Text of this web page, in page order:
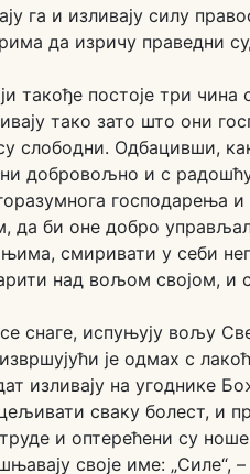
га и изливају силу
да изричу праведни
такође постоје три
тако зато што они
слободни. Одбацивши,
добровољно и с
да би оне добро
смиривати у себи
над вољом својом, и
снаге, испуњују вољу
је одмах с
изливају на угоднике
сваку болест, и
и оптерећени су
своје име: „Силе“,